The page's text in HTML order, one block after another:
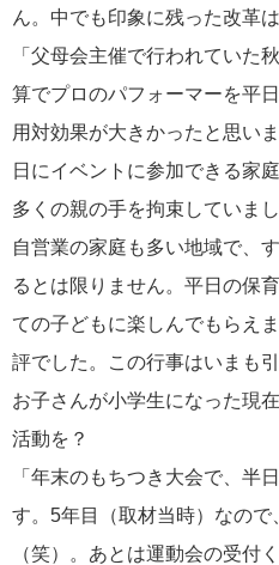
ん。中でも印象に残った改革
「父母会主催で行われていた
算でプロのパフォーマーを平
用対効果が大きかったと思い
日にイベントに参加できる家
多くの親の手を拘束していまし
自営業の家庭も多い地域で、
るとは限りません。平日の保
ての子どもに楽しんでもらえ
評でした。この行事はいまも
お子さんが小学生になった現
活動を？
「年末のもちつき大会で、半
す。5年目（取材当時）なの
（笑）。あとは運動会の受付